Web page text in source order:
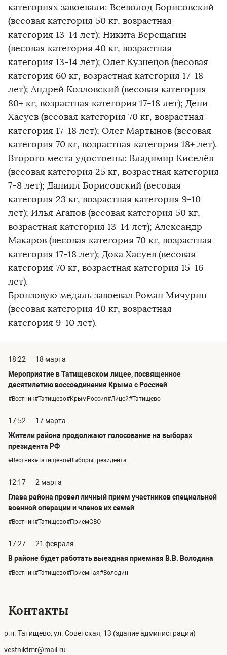
категориях завоевали: Всеволод Борисовский
(весовая категория 50 кг, возрастная
категория 13-14 лет); Никита Верещагин
(весовая категория 40 кг, возрастная
категория 13-14 лет); Олег Кузнецов (весовая
категория 60 кг, возрастная категория 17-18
лет); Андрей Козловский (весовая категория
80+ кг, возрастная категория 17-18 лет); Дени
Хасуев (весовая категория 70 кг, возрастная
категория 17-18 лет); Олег Мартынов (весовая
категория 70 кг, возрастная категория 18+ лет).
Второго места удостоены: Владимир Киселёв
(весовая категория 25 кг, возрастная категория
7-8 лет); Даниил Борисовский (весовая
категория 23 кг, возрастная категория 9-10
лет); Илья Агапов (весовая категория 50 кг,
возрастная категория 13-14 лет); Александр
Макаров (весовая категория 70 кг, возрастная
категория 17-18 лет); Дока Хасуев (весовая
категория 70 кг, возрастная категория 15-16
лет).
Бронзовую медаль завоевал Роман Мичурин
(весовая категория 40 кг, возрастная
категория 9-10 лет).
18:22
18 марта
Мероприятие в Татищевском лицее, посвященное
десятилетию воссоединения Крыма с Россией
#Вестник#Татищево#КрымРоссия#Лицей#Татищево
17:52
17 марта
Жители района продолжают голосование на выборах
президента РФ
#Вестник#Татищево#Выборыпрезидента
12:17
2 марта
Глава района провел личный прием участников специальной
военной операции и членов их семей
#Вестник#Татищево#ПриемСВО
17:27
21 февраля
В районе будет работать выездная приемная В.В. Володина
#Вестник#Татищево#Приемная#Володин
Контакты
р.п. Татищево, ул. Советская, 13 (здание администрации)
vestniktmr@mail.ru